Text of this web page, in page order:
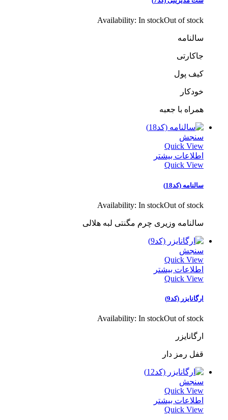
Availability: In stockOut of stock
سالنامه
جاکارتی
کیف پول
خودکار
همراه با جعبه
سنجش
Quick View
اطلاعات بیشتر
Quick View
سالنامه (کد18)
Availability: In stockOut of stock
سالنامه وزیری چرم مگنتی لبه هلالی
سنجش
Quick View
اطلاعات بیشتر
Quick View
ارگانایزر (کد9)
Availability: In stockOut of stock
ارگانایزر
قفل رمز دار
سنجش
Quick View
اطلاعات بیشتر
Quick View